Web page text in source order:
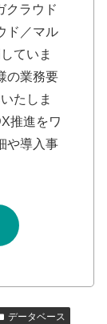
クラウド
ド／マル
ていま
の業務要
たしま
推進をワ
や導入事
データベース